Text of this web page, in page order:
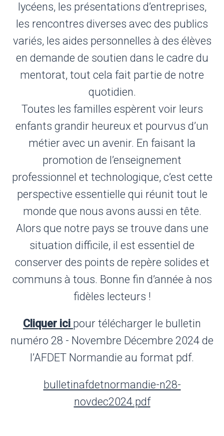
lycéens, les présentations d’entreprises,
les rencontres diverses avec des publics
variés, les aides personnelles à des élèves
en demande de soutien dans le cadre du
mentorat, tout cela fait partie de notre
quotidien.
Toutes les familles espèrent voir leurs
enfants grandir heureux et pourvus d’un
métier avec un avenir. En faisant la
promotion de l’enseignement
professionnel et technologique, c’est cette
perspective essentielle qui réunit tout le
monde que nous avons aussi en tête.
Alors que notre pays se trouve dans une
situation difficile, il est essentiel de
conserver des points de repère solides et
communs à tous. Bonne fin d’année à nos
fidèles lecteurs !
Cliquer ici pour télécharger le bulletin
numéro 28 - Novembre Décembre 2024 de
l’AFDET Normandie au format pdf.
bulletinafdetnormandie-n28-
novdec2024.pdf